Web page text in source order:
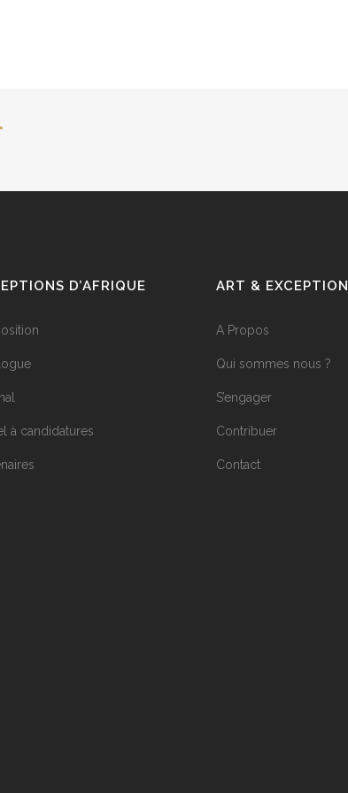
D’AFRIQUE
à candidatures
ART & EXCEPTION
A Propos
Qui sommes nous ?
S’engager
Contribuer
Contact